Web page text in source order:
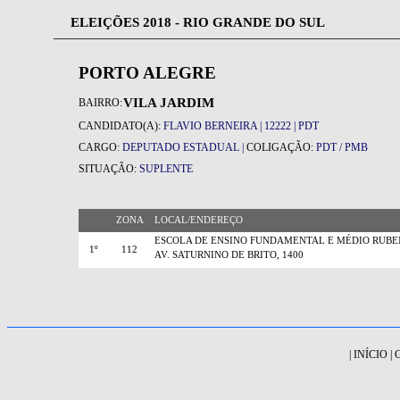
ELEIÇÕES 2018 - RIO GRANDE DO SUL
PORTO ALEGRE
BAIRRO:VILA JARDIM
CANDIDATO(A): FLAVIO BERNEIRA | 12222 | PDT
CARGO: DEPUTADO ESTADUAL | COLIGAÇÃO: PDT / PMB
SITUAÇÃO: SUPLENTE
ZONA LOCAL/ENDEREÇO
1º 112
ESCOLA DE ENSINO FUNDAMENTAL E MÉDIO
AV. SATURNINO DE BRITO, 1400
| INÍCIO |